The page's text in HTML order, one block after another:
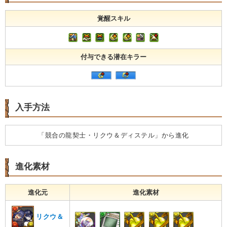
覚醒スキル
付与できる潜在キラー
入手方法
「競合の龍契士・リクウ＆ディステル」から進化
進化素材
進化元 進化素材
リクウ＆